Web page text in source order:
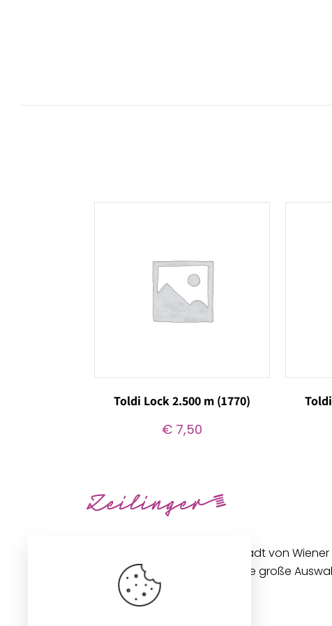
Toldi Lock 2.500 m (1770)
€7,50
Unseren Betrieb in der Innenstadt von
gibt es seit 1896. Wir bieten eine große
Stoffen und Zubehör an.